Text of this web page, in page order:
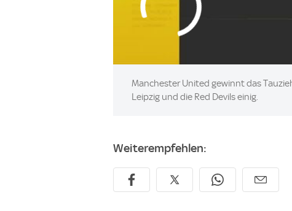
Manchester United gewinnt das
Leipzig und die Red Devils einig.
Weiterempfehlen: